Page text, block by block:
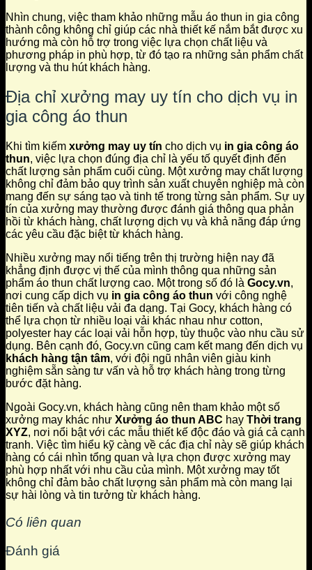
Nhìn chung, việc tham khảo những mẫu áo thun in gia công
thành công không chỉ giúp các nhà thiết kế nắm bắt được xu
hướng mà còn hỗ trợ trong việc lựa chọn chất liệu và
phương pháp in phù hợp, từ đó tạo ra những sản phẩm chất
lượng và thu hút khách hàng.
Địa chỉ xưởng may uy tín cho dịch vụ in
gia công áo thun
Khi tìm kiếm xưởng may uy tín cho dịch vụ in gia công áo
thun, việc lựa chọn đúng địa chỉ là yếu tố quyết định đến
chất lượng sản phẩm cuối cùng. Một xưởng may chất lượng
không chỉ đảm bảo quy trình sản xuất chuyên nghiệp mà còn
mang đến sự sáng tạo và tinh tế trong từng sản phẩm. Sự uy
tín của xưởng may thường được đánh giá thông qua phản
hồi từ khách hàng, chất lượng dịch vụ và khả năng đáp ứng
các yêu cầu đặc biệt từ khách hàng.
Nhiều xưởng may nổi tiếng trên thị trường hiện nay đã
khẳng định được vị thế của mình thông qua những sản
phẩm áo thun chất lượng cao. Một trong số đó là Gocy.vn,
nơi cung cấp dịch vụ in gia công áo thun với công nghệ
tiên tiến và chất liệu vải đa dạng. Tại Gocy, khách hàng có
thể lựa chọn từ nhiều loại vải khác nhau như cotton,
polyester hay các loại vải hỗn hợp, tùy thuộc vào nhu cầu sử
dụng. Bên cạnh đó, Gocy.vn cũng cam kết mang đến dịch vụ
khách hàng tận tâm, với đội ngũ nhân viên giàu kinh
nghiệm sẵn sàng tư vấn và hỗ trợ khách hàng trong từng
bước đặt hàng.
Ngoài Gocy.vn, khách hàng cũng nên tham khảo một số
xưởng may khác như Xưởng áo thun ABC hay Thời trang
XYZ, nơi nổi bật với các mẫu thiết kế độc đáo và giá cả cạnh
tranh. Việc tìm hiểu kỹ càng về các địa chỉ này sẽ giúp khách
hàng có cái nhìn tổng quan và lựa chọn được xưởng may
phù hợp nhất với nhu cầu của mình. Một xưởng may tốt
không chỉ đảm bảo chất lượng sản phẩm mà còn mang lại
sự hài lòng và tin tưởng từ khách hàng.
Có liên quan
Đánh giá